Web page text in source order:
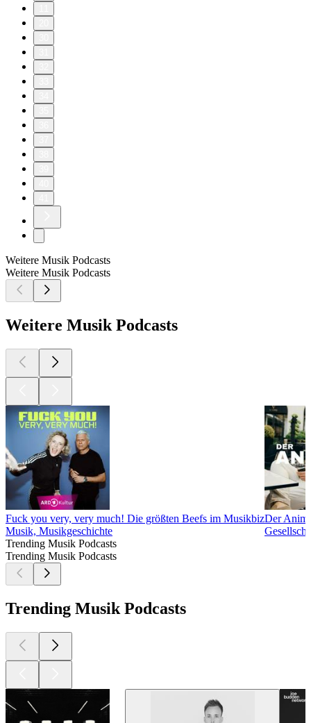
Weitere Musik Podcasts
Weitere Musik Podcasts
Weitere Musik Podcasts
Fuck you very, very much! Die größten Beefs im Musikbiz
Musik, Musikgeschichte
Der
Trending Musik Podcasts
Trending Musik Podcasts
Trending Musik Podcasts